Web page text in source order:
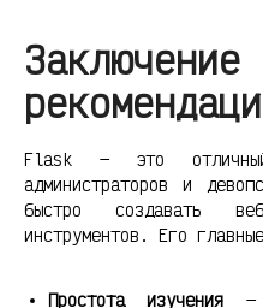
Заключение
Flask — это
администраторов и
быстро создавать
инструментов. Его
Простота изучения —